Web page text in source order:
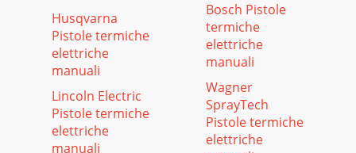
Husqvarna
Pistole termiche
elettriche
manuali
Lincoln Electric
Pistole termiche
elettriche
manuali
Bosch Pistole
termiche
elettriche
manuali
Wagner
SprayTech
Pistole termiche
elettriche